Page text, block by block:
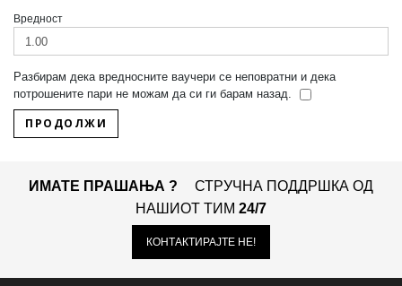
Вредност
Разбирам дека вредносните ваучери се неповратни и дека
потрошените пари не можам да си ги барам назад.
ИМАТЕ ПРАШАЊА ?
СТРУЧНА ПОДДРШКА ОД
НАШИОТ ТИМ 24/7
КОНТАКТИРАЈТЕ НЕ!